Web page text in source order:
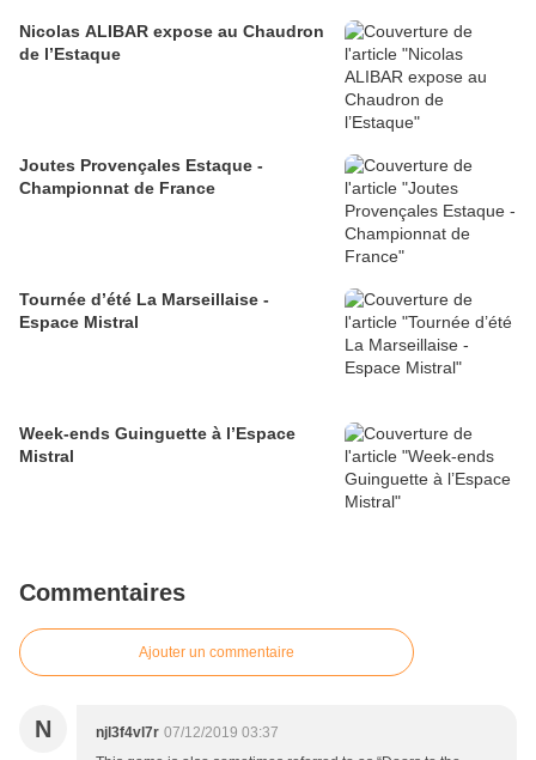
Nicolas ALIBAR expose au Chaudron
de l’Estaque
Joutes Provençales Estaque -
Championnat de France
Tournée d’été La Marseillaise -
Espace Mistral
Week-ends Guinguette à l’Espace
Mistral
Commentaires
Ajouter un commentaire
N njl3f4vl7r 07/12/2019 03:37